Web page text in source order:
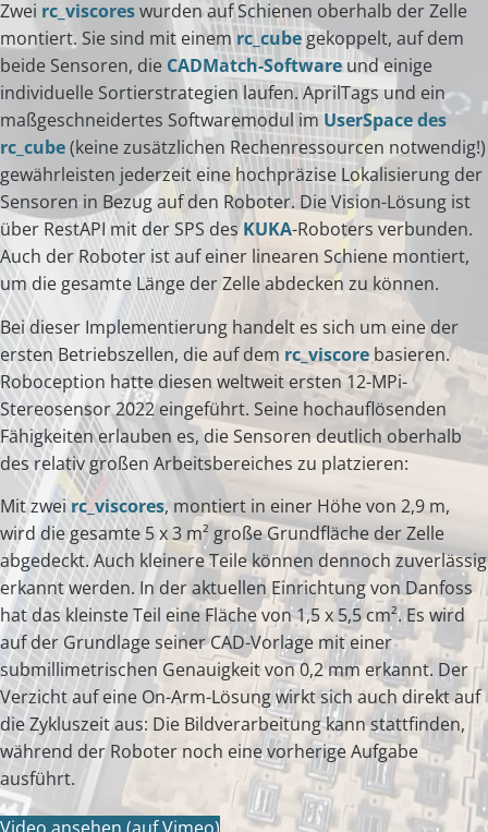
Zwei rc_viscoreswurden auf Schienen oberhalb der Zelle
montiert. Sie sind mit einemrc_cube gekoppelt, auf dem
beide Sensoren, die CADMatch-Softwareund einige
individuelle Sortierstrategien laufen. AprilTags und ein
maßgeschneidertes Softwaremodul imUserSpace des
rc_cube(keine zusätzlichen Rechenressourcen notwendig!)
gewährleisten jederzeit eine hochpräzise Lokalisierung der
Sensoren in Bezug auf den Roboter. Die Vision-Lösung ist
über RestAPI mit der SPS desKUKA-Roboters verbunden.
Auch der Roboter ist auf einer linearen Schiene montiert,
um die gesamte Länge der Zelle abdecken zu können.
Bei dieser Implementierung handelt es sich um eine der
ersten Betriebszellen, die auf dem rc_viscore basieren.
Roboception hatte diesen weltweit ersten 12-MPi-
Stereosensor 2022 eingeführt. Seine hochauflösenden
Fähigkeiten erlauben es, die Sensoren deutlich oberhalb
des relativ großen Arbeitsbereiches zu platzieren:
Mit zwei rc_viscores, montiert in einer Höhe von 2,9 m,
wird die gesamte 5 x 3 m² große Grundfläche der Zelle
abgedeckt. Auch kleinere Teile können dennoch zuverlässig
erkannt werden. In der aktuellen Einrichtung von Danfoss
hat das kleinste Teil eine Fläche von 1,5 x 5,5 cm². Es wird
auf der Grundlage seiner CAD-Vorlage mit einer
submillimetrischen Genauigkeit von 0,2 mm erkannt. Der
Verzicht auf eine On-Arm-Lösung wirkt sich auch direkt auf
die Zykluszeit aus: Die Bildverarbeitung kann stattfinden,
während der Roboter noch eine vorherige Aufgabe
ausführt.